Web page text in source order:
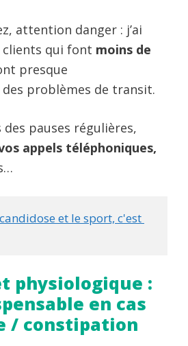
attention danger : j’ai
clients qui font moins de
presque
problèmes de transit.
pauses régulières,
appels téléphoniques,
et le sport, c'est
physiologique :
en cas
/ constipation